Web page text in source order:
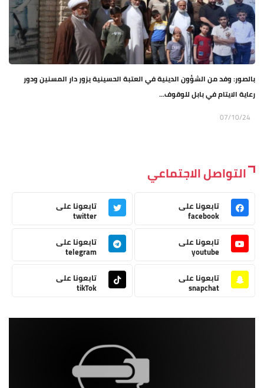
بالصور: وفد من الشؤون الدينية في العتبة الحسينية يزور دار المسنين ودور
رعاية الايتام في بابل للوقوف...
07/10/24
التواصل الاجتماعي
تابعونا على
facebook
تابعونا على
twitter
تابعونا على
youtube
تابعونا على
telegram
تابعونا على
snapchat
تابعونا على
tikTok